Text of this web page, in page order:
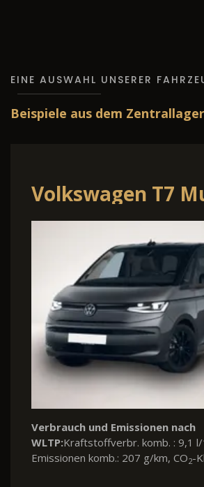
EINE AUSWAHL UNSERER
Beispiele aus dem Zentrallager
Volkswagen T7
Verbrauch und Emissionen nach
WLTP:Kraftstoffverbr. komb. : 9,1 l/
Emissionen komb.: 207 g/km, CO2-